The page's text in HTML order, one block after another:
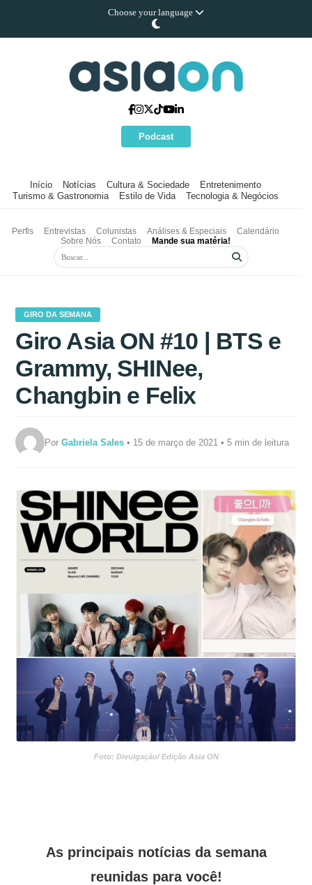
Choose your language
Podcast
Início Notícias Cultura & Sociedade
Entretenimento
Turismo & Gastronomia
Estilo de Vida Tecnologia & Negócios
Perfis Entrevistas Colunistas Análises & Especiais
Calendário
Sobre Nós
Contato Mande sua matéria!
GIRO DA SEMANA
Giro Asia ON #10 | BTS e
Grammy, SHINee,
Changbin e Felix
PorGabriela Sales • 15 de março de 2021 • 5 min de leitura
Foto: Divulgação/ Edição Asia ON
As principais notícias da semana
reunidas para você!